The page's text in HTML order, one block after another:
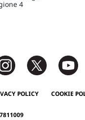
4
POLICY COOKIE